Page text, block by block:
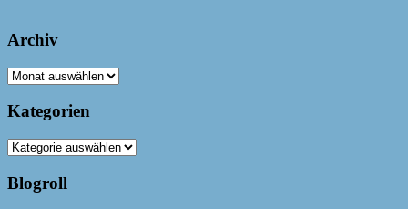
Archiv
Archiv
Kategorien
Kategorien
Blogroll